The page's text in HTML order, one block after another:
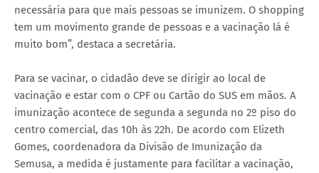
necessária para que mais pessoas se imunizem. O shopping
tem um movimento grande de pessoas e a vacinação lá é
muito bom”, destaca a secretária.
Para se vacinar, o cidadão deve se dirigir ao local de
vacinação e estar com o CPF ou Cartão do SUS em mãos. A
imunização acontece de segunda a segunda no 2º piso do
centro comercial, das 10h às 22h. De acordo com Elizeth
Gomes, coordenadora da Divisão de Imunização da
Semusa, a medida é justamente para facilitar a vacinação,